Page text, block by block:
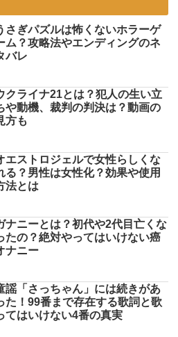
さぎパズルは怖くないホラーゲ
ム？攻略法やエンディングのネ
バレ
クライナ21とは？犯人の生い立
や動機、裁判の判決は？動画の
方も
エストロジェルで女性らしくな
る？男性は女性化？効果や使用
法とは
ナニーとは？初代や2代目亡くな
たの？絶対やってはいけない癌
ナニー
謡「さっちゃん」には続きがあ
た！99番まで存在する歌詞と歌
てはいけない4番の真実